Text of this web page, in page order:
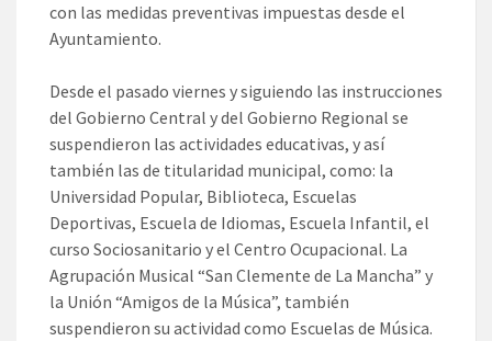
con las medidas preventivas impuestas desde el
Ayuntamiento.
Desde el pasado viernes y siguiendo las instrucciones
del Gobierno Central y del Gobierno Regional se
suspendieron las actividades educativas, y así
también las de titularidad municipal, como: la
Universidad Popular, Biblioteca, Escuelas
Deportivas, Escuela de Idiomas, Escuela Infantil, el
curso Sociosanitario y el Centro Ocupacional. La
Agrupación Musical “San Clemente de La Mancha” y
la Unión “Amigos de la Música”, también
suspendieron su actividad como Escuelas de Música.